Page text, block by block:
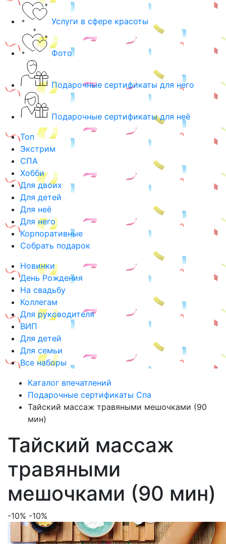
Услуги в сфере красоты
Фото
Подарочные сертификаты для него
Подарочные сертификаты для неё
Топ
Экстрим
СПА
Хобби
Для двоих
Для детей
Для неё
Для него
Корпоративные
Собрать подарок
Новинки
День Рождения
На свадьбу
Коллегам
Для руководителя
ВИП
Для детей
Для семьи
Все наборы
Каталог впечатлений
Подарочные сертификаты Спа
Тайский массаж травяными мешочками (90
мин)
Тайский массаж
травяными
мешочками (90 мин)
-10% -10%